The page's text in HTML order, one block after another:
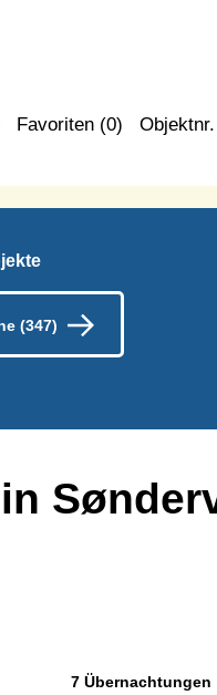
Favoriten (0)
(347)
7 Übernachtungen